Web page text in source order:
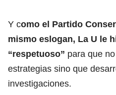
Y como el Partido
mismo eslogan, La U le
“respetuoso” para que
estrategias sino que
investigaciones.